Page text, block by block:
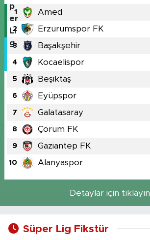
1 Amed
2 Erzurumspor FK
3 Başakşehir
4 Kocaelispor
5 Beşiktaş
6 Eyüpspor
7 Galatasaray
8 Çorum FK
9 Gaziantep FK
10 Alanyaspor
Detaylar için tıklayın
Süper Lig Fikstür